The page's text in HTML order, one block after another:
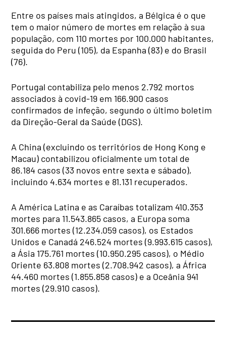
Entre os países mais atingidos, a Bélgica é o que
tem o maior número de mortes em relação à sua
população, com 110 mortes por 100.000 habitantes,
seguida do Peru (105), da Espanha (83) e do Brasil
(76).
Portugal contabiliza pelo menos 2.792 mortos
associados à covid-19 em 166.900 casos
confirmados de infeção, segundo o último boletim
da Direção-Geral da Saúde (DGS).
A China (excluindo os territórios de Hong Kong e
Macau) contabilizou oficialmente um total de
86.184 casos (33 novos entre sexta e sábado),
incluindo 4.634 mortes e 81.131 recuperados.
A América Latina e as Caraíbas totalizam 410.353
mortes para 11.543.865 casos, a Europa soma
301.666 mortes (12.234.059 casos), os Estados
Unidos e Canadá 246.524 mortes (9.993.615 casos),
a Ásia 175.761 mortes (10.950.295 casos), o Médio
Oriente 63.808 mortes (2.708.942 casos), a África
44.460 mortes (1.855.858 casos) e a Oceânia 941
mortes (29.910 casos).